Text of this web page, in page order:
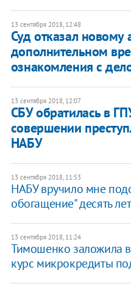
13 сентября 2018, 12:48
Суд отказал новому
дополнительном
ознакомления с
13 сентября 2018, 12:07
СБУ обратилась в
совершении
НАБУ
13 сентября 2018, 11:53
НАБУ вручило мне
обогащение" десять
13 сентября 2018, 11:24
Тимошенко заложила
курс микрокредиты